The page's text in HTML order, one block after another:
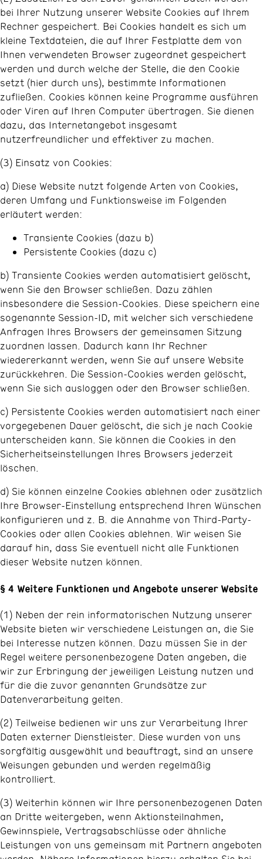
bei Ihrer Nutzung unserer Website Cookies auf Ihrem
Rechner gespeichert. Bei Cookies handelt es sich um
kleine Textdateien, die auf Ihrer Festplatte dem von
Ihnen verwendeten Browser zugeordnet gespeichert
werden und durch welche der Stelle, die den Cookie
setzt (hier durch uns), bestimmte Informationen
zufließen. Cookies können keine Programme ausführen
oder Viren auf Ihren Computer übertragen. Sie dienen
dazu, das Internetangebot insgesamt
nutzerfreundlicher und effektiver zu machen.
(3) Einsatz von Cookies:
a) Diese Website nutzt folgende Arten von Cookies,
deren Umfang und Funktionsweise im Folgenden
erläutert werden:
Transiente Cookies (dazu b)
Persistente Cookies (dazu c)
b) Transiente Cookies werden automatisiert gelöscht,
wenn Sie den Browser schließen. Dazu zählen
insbesondere die Session-Cookies. Diese speichern eine
sogenannte Session-ID, mit welcher sich verschiedene
Anfragen Ihres Browsers der gemeinsamen Sitzung
zuordnen lassen. Dadurch kann Ihr Rechner
wiedererkannt werden, wenn Sie auf unsere Website
zurückkehren. Die Session-Cookies werden gelöscht,
wenn Sie sich ausloggen oder den Browser schließen.
c) Persistente Cookies werden automatisiert nach einer
vorgegebenen Dauer gelöscht, die sich je nach Cookie
unterscheiden kann. Sie können die Cookies in den
Sicherheitseinstellungen Ihres Browsers jederzeit
löschen.
d) Sie können einzelne Cookies ablehnen oder zusätzlich
Ihre Browser-Einstellung entsprechend Ihren Wünschen
konfigurieren und z. B. die Annahme von Third-Party-
Cookies oder allen Cookies ablehnen. Wir weisen Sie
darauf hin, dass Sie eventuell nicht alle Funktionen
dieser Website nutzen können.
§ 4 Weitere Funktionen und Angebote unserer Website
(1) Neben der rein informatorischen Nutzung unserer
Website bieten wir verschiedene Leistungen an, die Sie
bei Interesse nutzen können. Dazu müssen Sie in der
Regel weitere personenbezogene Daten angeben, die
wir zur Erbringung der jeweiligen Leistung nutzen und
für die die zuvor genannten Grundsätze zur
Datenverarbeitung gelten.
(2) Teilweise bedienen wir uns zur Verarbeitung Ihrer
Daten externer Dienstleister. Diese wurden von uns
sorgfältig ausgewählt und beauftragt, sind an unsere
Weisungen gebunden und werden regelmäßig
kontrolliert.
(3) Weiterhin können wir Ihre personenbezogenen Daten
an Dritte weitergeben, wenn Aktionsteilnahmen,
Gewinnspiele, Vertragsabschlüsse oder ähnliche
Leistungen von uns gemeinsam mit Partnern angeboten